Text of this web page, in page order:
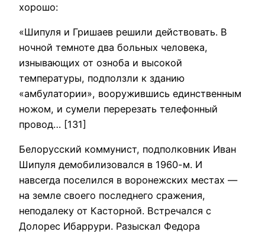
хорошо:
«Шипуля и Гришаев решили действовать. В
ночной темноте два больных человека,
изнывающих от озноба и высокой
температуры, подползли к зданию
«амбулатории», вооружившись единственным
ножом, и сумели перерезать телефонный
провод… [131]
Белорусский коммунист, подполковник Иван
Шипуля демобилизовался в 1960-м. И
навсегда поселился в воронежских местах —
на земле своего последнего сражения,
неподалеку от Касторной. Встречался с
Долорес Ибаррури. Разыскал Федора